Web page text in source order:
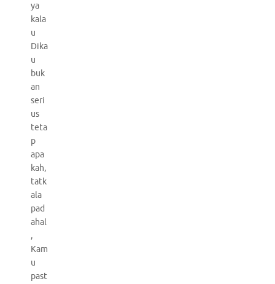
ya
kala
u
Dika
u
buk
an
seri
us
teta
p
apa
kah,
tatk
ala
pad
ahal
,
Kam
u
past